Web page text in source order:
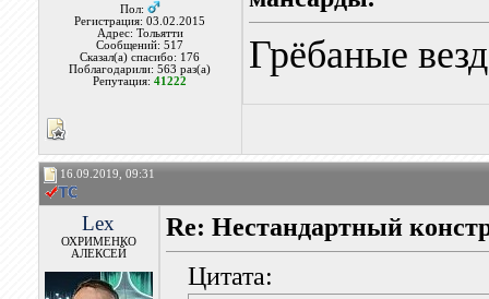
Пол:
Регистрация: 03.02.2015
Адрес: Тольятти
Сообщений: 517
Сказал(а) спасибо: 176
Поблагодарили: 563 раз(а)
Репутация:41222
Грёбаные
16.09.2019, 09:31
Lex
ОХРИМЕНКО
АЛЕКСЕЙ
Re: Нестандартный
Цитата: